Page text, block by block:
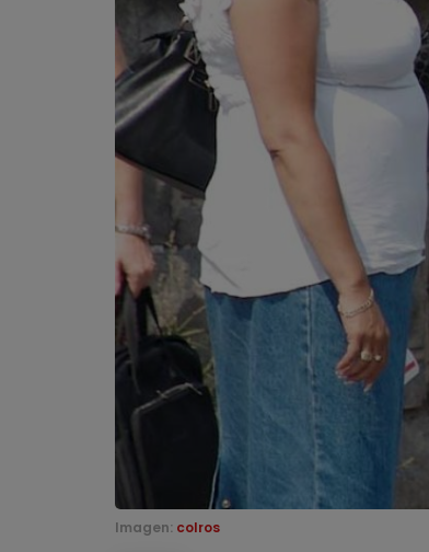
Imagen: colros